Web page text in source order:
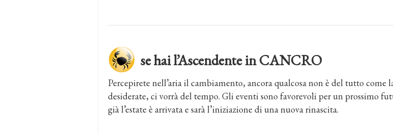
se hai l’Ascendente in CANCRO
Percepirete nell’aria il cambiamento, ancora qualcosa non è del tutto come
desiderate, ci vorrà del tempo. Gli eventi sono favorevoli per un prossimo
già l’estate è arrivata e sarà l’iniziazione di una nuova rinascita.